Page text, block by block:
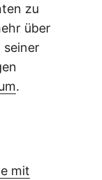
zu
über
seiner
.
mit